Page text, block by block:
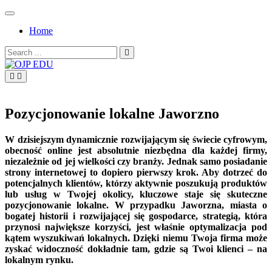
Skip
contentHome
Search
for:
Pozycjonowanie lokalne Jaworzno
W dzisiejszym dynamicznie rozwijającym się świecie cyfrowym,
obecność online jest absolutnie niezbędna dla każdej firmy,
niezależnie od jej wielkości czy branży. Jednak samo posiadanie
strony internetowej to dopiero pierwszy krok. Aby dotrzeć do
potencjalnych klientów, którzy aktywnie poszukują produktów
lub usług w Twojej okolicy, kluczowe staje się skuteczne
pozycjonowanie lokalne. W przypadku Jaworzna, miasta o
bogatej historii i rozwijającej się gospodarce, strategią, która
przynosi największe korzyści, jest właśnie optymalizacja pod
kątem wyszukiwań lokalnych. Dzięki niemu Twoja firma może
zyskać widoczność dokładnie tam, gdzie są Twoi klienci – na
lokalnym rynku.